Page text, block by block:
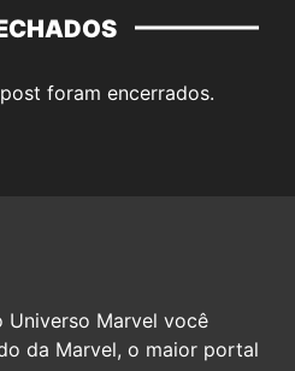
foram encerrados.
Universo Marvel você
da Marvel, o maior portal